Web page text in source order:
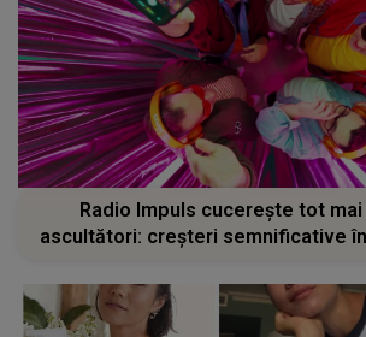
Radio Impuls cucerește tot mai
ascultători: creșteri semnificative